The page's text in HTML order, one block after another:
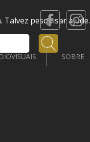
SOBRE
pesquisar ajude.